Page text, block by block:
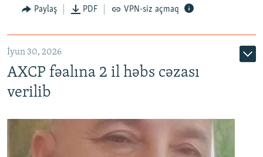
Paylaş PDF VPN-siz açmaq
İyun 30, 2026
AXCP fəalına 2 il həbs cəzası
verilib